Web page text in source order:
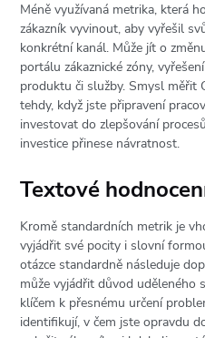
Méně využívaná metrika, která
zákazník vyvinout, aby vyřešil
konkrétní kanál. Může jít o
portálu zákaznické zóny,
produktu či služby. Smysl měřit
tehdy, když jste připravení
investovat do zlepšování
investice přinese návratnost.
Textové
Kromě standardních metrik je
vyjádřit své pocity i slovní
otázce standardně následuje
může vyjádřit důvod uděleného
klíčem k přesnému určení
identifikují, v čem jste opravdu